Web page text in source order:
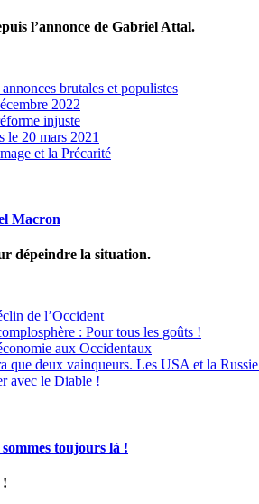
l’annonce de Gabriel Attal.
brutales et populistes
2022
injuste
le 20 mars 2021
et la Précarité
Macron
dépeindre la situation.
de l’Occident
: Pour tous les goûts !
aux Occidentaux
que deux vainqueurs. Les USA et la
avec le Diable !
toujours là !
!